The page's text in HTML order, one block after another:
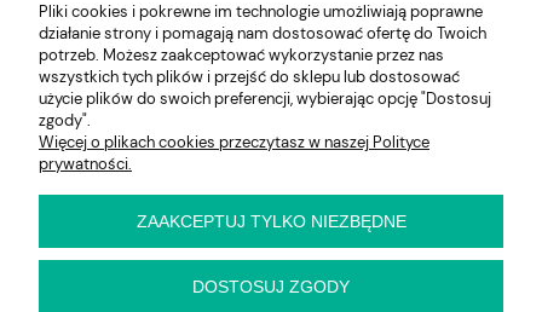
Informacje
E-KRZESŁO
Biuro handlowe (bez ekspozycji). Prosimy o wcześniejszy
kontakt przed wizytą
ul. Cynamonowa 2,
woj. dolnośląskie
Pliki cookies i pokrewne im technologie umożliwiają poprawne
działanie strony i pomagają nam dostosować ofertę do Twoich
potrzeb. Możesz zaakceptować wykorzystanie przez nas
wszystkich tych plików i przejść do sklepu lub dostosować
użycie plików do swoich preferencji, wybierając opcję "Dostosuj
zgody".
Więcej o plikach cookies przeczytasz w naszej Polityce
prywatności.
ZAAKCEPTUJ TYLKO NIEZBĘDNE
DOSTOSUJ ZGODY